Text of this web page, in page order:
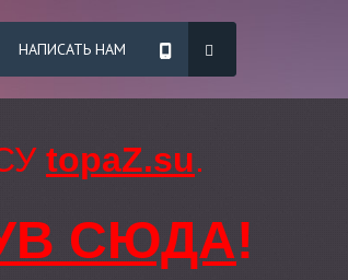
НАПИСАТЬ НАМ
topaZ.su.
СЮДА!